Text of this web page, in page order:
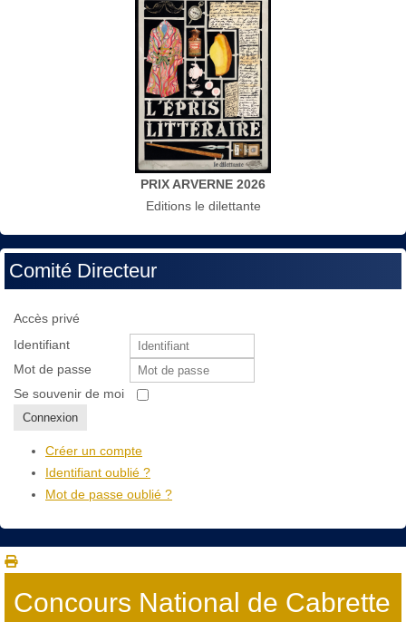
PRIX ARVERNE 2026
Editions le dilettante
Comité Directeur
Accès privé
Identifiant
Mot de passe
Se souvenir de moi
Connexion
Créer un compte
Identifiant oublié ?
Mot de passe oublié ?
Concours National de Cabrette